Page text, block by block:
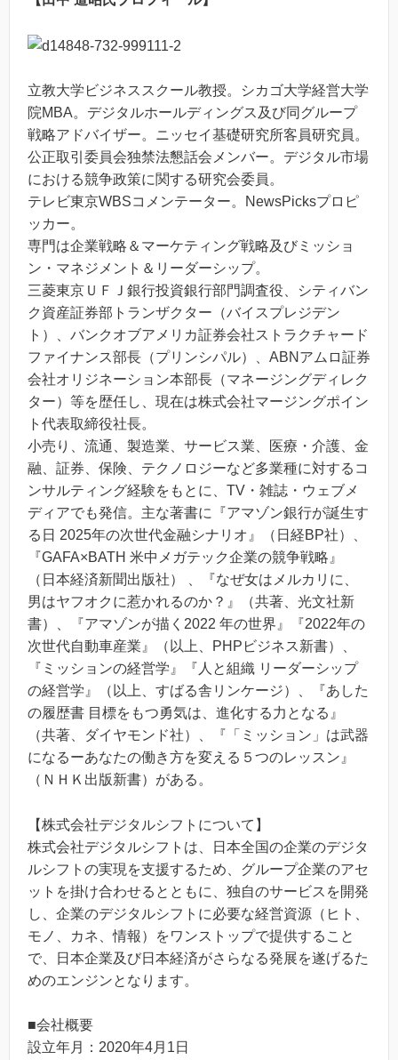
立教大学ビジネススクール教授。シカゴ大学経営大学
院MBA。デジタルホールディングス及び同グループ
戦略アドバイザー。ニッセイ基礎研究所客員研究員。
公正取引委員会独禁法懇話会メンバー。デジタル市場
における競争政策に関する研究会委員。
テレビ東京WBSコメンテーター。NewsPicksプロピ
ッカー。
専門は企業戦略＆マーケティング戦略及びミッショ
ン・マネジメント＆リーダーシップ。
三菱東京ＵＦＪ銀行投資銀行部門調査役、シティバン
ク資産証券部トランザクター（バイスプレジデン
ト）、バンクオブアメリカ証券会社ストラクチャード
ファイナンス部長（プリンシパル）、ABNアムロ証券
会社オリジネーション本部長（マネージングディレク
ター）等を歴任し、現在は株式会社マージングポイン
ト代表取締役社長。
小売り、流通、製造業、サービス業、医療・介護、金
融、証券、保険、テクノロジーなど多業種に対するコ
ンサルティング経験をもとに、TV・雑誌・ウェブメ
ディアでも発信。主な著書に『アマゾン銀行が誕生す
る日 2025年の次世代金融シナリオ』（日経BP社）、
『GAFA×BATH 米中メガテック企業の競争戦略』
（日本経済新聞出版社） 、『なぜ女はメルカリに、
男はヤフオクに惹かれるのか？』（共著、光文社新
書）、『アマゾンが描く2022 年の世界』『2022年の
次世代自動車産業』（以上、PHPビジネス新書）、
『ミッションの経営学』『人と組織 リーダーシップ
の経営学』（以上、すばる舎リンケージ）、『あした
の履歴書 目標をもつ勇気は、進化する力となる』
（共著、ダイヤモンド社）、『「ミッション」は武器
になるーあなたの働き方を変える５つのレッスン』
（ＮＨＫ出版新書）がある。
【株式会社デジタルシフトについて】
株式会社デジタルシフトは、日本全国の企業のデジタ
ルシフトの実現を支援するため、グループ企業のアセ
ットを掛け合わせるとともに、独自のサービスを開発
し、企業のデジタルシフトに必要な経営資源（ヒト、
モノ、カネ、情報）をワンストップで提供すること
で、日本企業及び日本経済がさらなる発展を遂げるた
めのエンジンとなります。
■会社概要
設立年月：2020年4月1日